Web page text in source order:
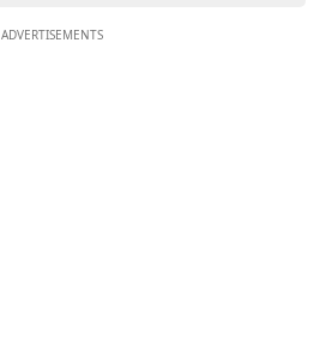
ADVERTISEMENTS